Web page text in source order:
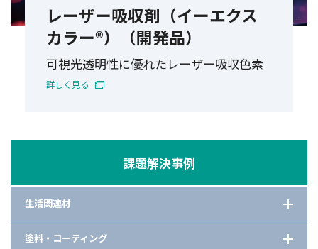
レーザー吸収剤（イーエクス
カラー®）（開発品）
可視光透明性に優れたレーザー吸収色素
詳しく見る
課題解決事例
生活関連材
洗浄助剤の種類と選び方
塗料・コーティング